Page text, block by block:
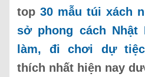
top 30 mẫu túi xách
sở phong cách Nhật
làm, đi chơi dự tiệc
thích nhất hiện nay